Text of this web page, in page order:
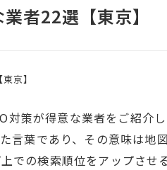
者22選【東京】
対策が得意な業者をご紹介
葉であり、その意味は地
での検索順位をアップさせ